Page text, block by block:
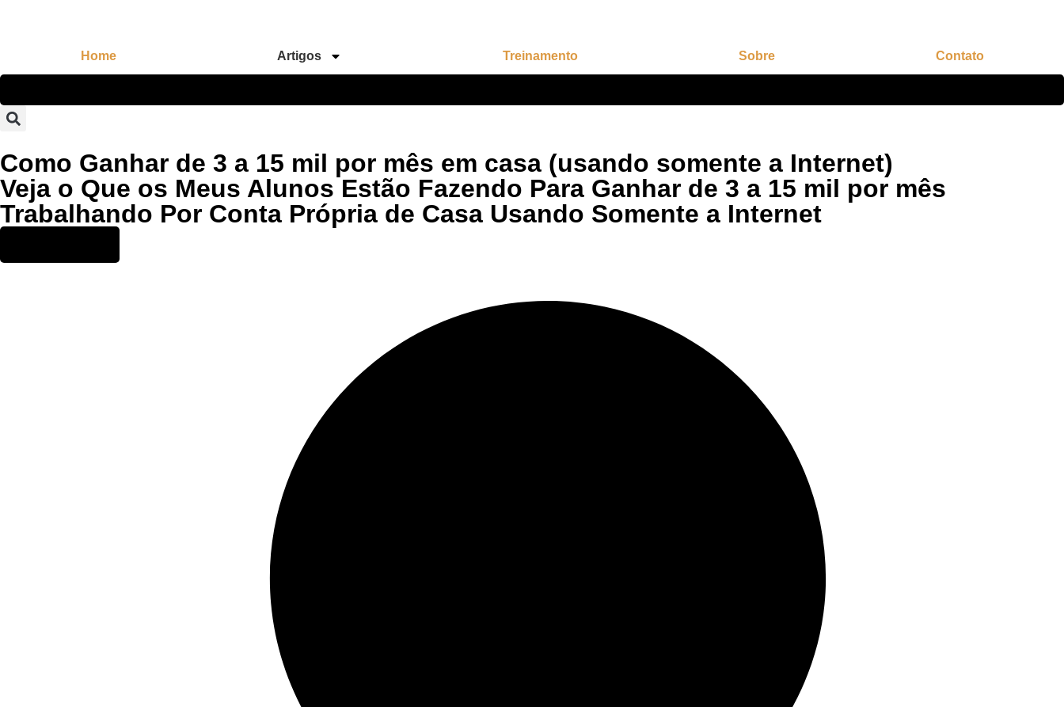
Home Artigos Treinamento Sobre Contato
Como Ganhar de 3 a 15 mil por mês em casa (usando somente a Internet)
Veja o Que os Meus Alunos Estão Fazendo Para Ganhar de 3 a 15 mil por mês
Trabalhando Por Conta Própria de Casa Usando Somente a Internet